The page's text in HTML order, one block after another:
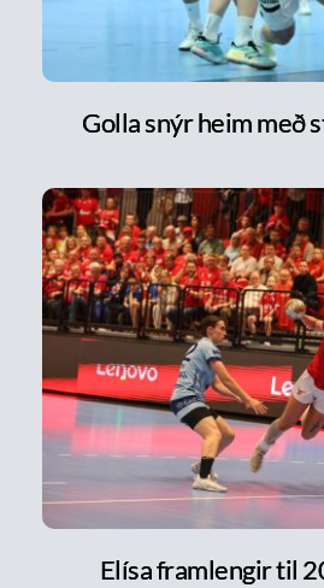
Golla snýr heim með
Elísa framlengir til